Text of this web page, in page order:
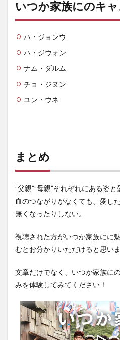
いつか家族にのキ
ハ・ジョンウ
ハ・ジウォン
ナム・ダルム
チョ・ジヌン
ユン・ウネ
まとめ
”父親””母親”それぞれにある姿と
血のつながりがなくても、愛し
無くなったりしない。
視聴された方がいつか家族にに
むとお分かりいただけると思い
文章だけでなく、いつか家族に
みを体験してみてください！